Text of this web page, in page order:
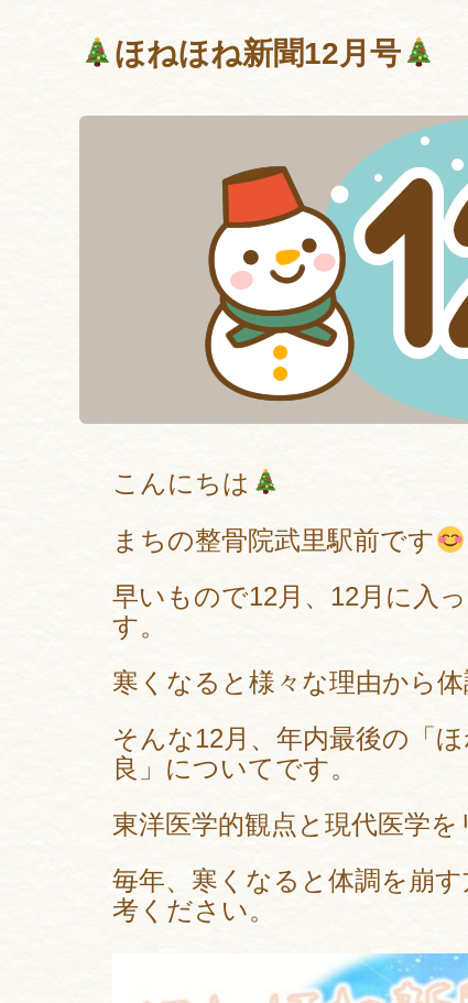
ほねほね新聞12月号
こんにちは
まちの整骨院武里駅前です
早いもので12月、12月に入
す。
寒くなると様々な理由から
そんな12月、年内最後の「
良」についてです。
東洋医学的観点と現代医学
毎年、寒くなると体調を崩
考ください。